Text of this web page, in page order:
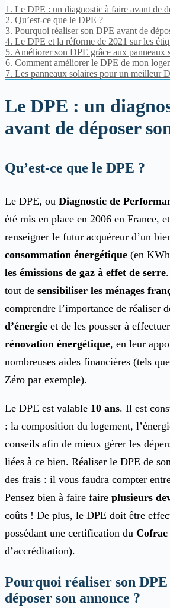
1. Le DPE : un diagnostic à faire avant de
2. Qu’est-ce que le DPE ?
3. Pourquoi réaliser son DPE avant de
4. Le DPE et la réforme de 2021 sur les
5. Améliorer son DPE grâce aux panneaux
6. Comment améliorer le DPE de mon
7. Les panneaux solaires pour un meilleur
Le DPE : un
avant de déposer
Qu’est-ce que le DPE ?
Le DPE, ou Diagnostic de
été mis en place en 2006 en France,
renseigner le futur acquéreur d’un
consommation énergétique (en
les émissions de gaz à effet de serre
tout de sensibiliser les ménages
comprendre l’importance de réaliser
d’énergie et de les pousser à
rénovation énergétique, en leur
nombreuses aides financières (tels
Zéro par exemple).
Le DPE est valable 10 ans. Il est
: la composition du logement,
conseils afin de mieux gérer les
liées à ce bien. Réaliser le DPE de
des frais : il vous faudra compter
Pensez bien à faire faire plusieurs
coûts ! De plus, le DPE doit être
possédant une certification du Cofrac
d’accréditation).
Pourquoi réaliser son DPE
déposer son annonce ?